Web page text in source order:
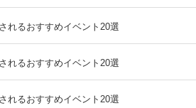
れるおすすめイベント20選
れるおすすめイベント20選
れるおすすめイベント20選